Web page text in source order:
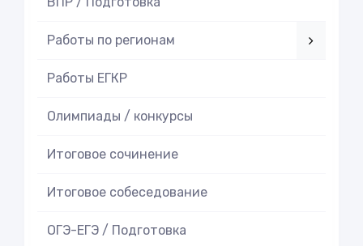
Работы по регионам
Работы ЕГКР
Олимпиады / конкурсы
Итоговое cочинение
Итоговое cобеседование
ОГЭ-ЕГЭ / Подготовка